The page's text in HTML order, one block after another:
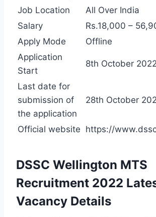
Job Location
All Over India
Salary
Rs.18,000 –
Apply Mode
Offline
Application
Start
8th October 2022
Last date for
submission of
the application
28th October
Official website https://
DSSC Wellington MTS
Recruitment 2022
Vacancy Details